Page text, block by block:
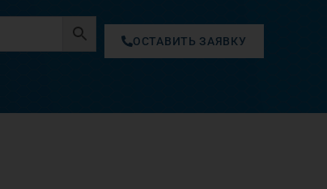
ОСТАВИТЬ ЗАЯВКУ